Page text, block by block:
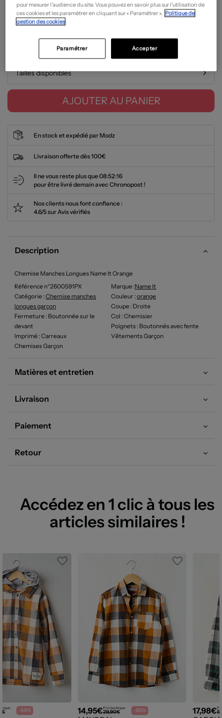
12,30€
Prix boutique : 40,99€
Guide des tailles
Tailles disponibles
AJOUTER AU PANIER
En stock et expédié par Modz
Livraison offerte dès 100€
Il ne vous reste plus que08:52:16
pour être livré demain avec Chronopost !
Nos clients nous font confiance :
4.6/5 sur Avis vérifiés
Description
Chemise Manches Longues Name It Orange
Référence n°2600591PX
Marque :Name It
Catégorie : Chemise manches
longues garçon
Couleur : orange
Coupe : Droite
Fermeture : Boutonnée sur le
devant
Col : Chemisier
Poignets : Boutonnés avec fente
Imprimé : Carreaux
Vêtements Garçon
Chemises Garçon
Matières et entretien
Livraison
Paiement
Retour
Accédez en 1 clic à tous les
articles similaires !
: -50% 14,95€Prix boutique :
29,90€ -50% 17,98€
pour mesurer l’audience du site. Vous pouvez en savoir plus sur l’utilisation de
ces cookies et les paramétrer en cliquant sur « Paramétrer ». Politique de
gestion des cookies
Accepter
Paramétrer